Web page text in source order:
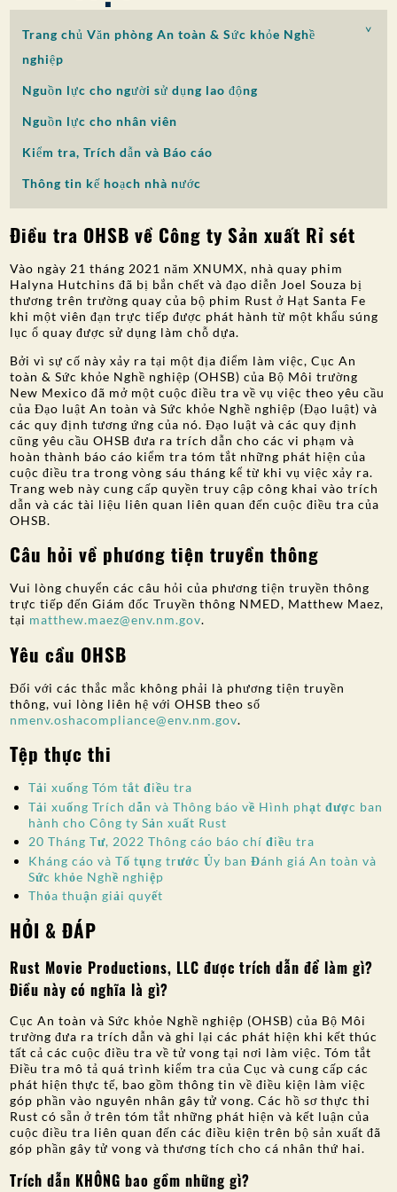
Tìm kiếm:
Trang chủ Văn phòng An toàn & Sức khỏe Nghề
nghiệp
Nguồn lực cho người sử dụng lao động
Nguồn lực cho nhân viên
Kiểm tra, Trích dẫn và Báo cáo
Thông tin kế hoạch nhà nước
Điều tra OHSB về Công ty Sản xuất Rỉ sét
Vào ngày 21 tháng 2021 năm XNUMX, nhà quay phim
Halyna Hutchins đã bị bắn chết và đạo diễn Joel Souza bị
thương trên trường quay của bộ phim Rust ở Hạt Santa Fe
khi một viên đạn trực tiếp được phát hành từ một khẩu súng
lục ổ quay được sử dụng làm chỗ dựa.
Bởi vì sự cố này xảy ra tại một địa điểm làm việc, Cục An
toàn & Sức khỏe Nghề nghiệp (OHSB) của Bộ Môi trường
New Mexico đã mở một cuộc điều tra về vụ việc theo yêu cầu
của Đạo luật An toàn và Sức khỏe Nghề nghiệp (Đạo luật) và
các quy định tương ứng của nó. Đạo luật và các quy định
cũng yêu cầu OHSB đưa ra trích dẫn cho các vi phạm và
hoàn thành báo cáo kiểm tra tóm tắt những phát hiện của
cuộc điều tra trong vòng sáu tháng kể từ khi vụ việc xảy ra.
Trang web này cung cấp quyền truy cập công khai vào trích
dẫn và các tài liệu liên quan liên quan đến cuộc điều tra của
OHSB.
Câu hỏi về phương tiện truyền thông
Vui lòng chuyển các câu hỏi của phương tiện truyền thông
trực tiếp đến Giám đốc Truyền thông NMED, Matthew Maez,
tại matthew.maez@env.nm.gov.
Yêu cầu OHSB
Đối với các thắc mắc không phải là phương tiện truyền
thông, vui lòng liên hệ với OHSB theo số
nmenv.oshacompliance@env.nm.gov.
Tệp thực thi
Tải xuống Tóm tắt điều tra
Tải xuống Trích dẫn và Thông báo về Hình phạt được ban
hành cho Công ty Sản xuất Rust
20 Tháng Tư, 2022 Thông cáo báo chí điều tra
Kháng cáo và Tố tụng trước Ủy ban Đánh giá An toàn và
Sức khỏe Nghề nghiệp
Thỏa thuận giải quyết
HỎI & ĐÁP
Rust Movie Productions, LLC được trích dẫn để làm gì?
Điều này có nghĩa là gì?
Cục An toàn và Sức khỏe Nghề nghiệp (OHSB) của Bộ Môi
trường đưa ra trích dẫn và ghi lại các phát hiện khi kết thúc
tất cả các cuộc điều tra về tử vong tại nơi làm việc. Tóm tắt
Điều tra mô tả quá trình kiểm tra của Cục và cung cấp các
phát hiện thực tế, bao gồm thông tin về điều kiện làm việc
góp phần vào nguyên nhân gây tử vong. Các hồ sơ thực thi
Rust có sẵn ở trên tóm tắt những phát hiện và kết luận của
cuộc điều tra liên quan đến các điều kiện trên bộ sản xuất đã
góp phần gây tử vong và thương tích cho cá nhân thứ hai.
Trích dẫn KHÔNG bao gồm những gì?